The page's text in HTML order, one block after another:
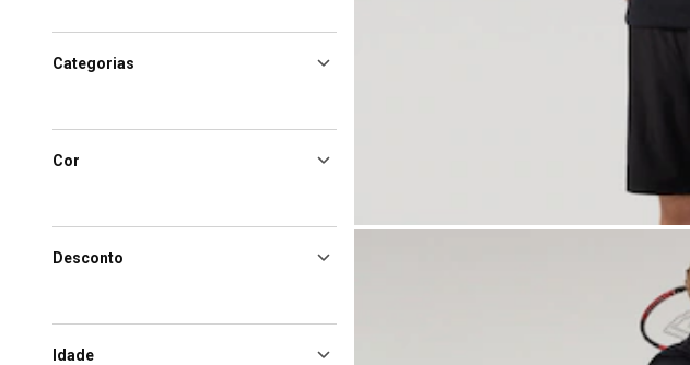
Categorias
Cor
Desconto
Idade